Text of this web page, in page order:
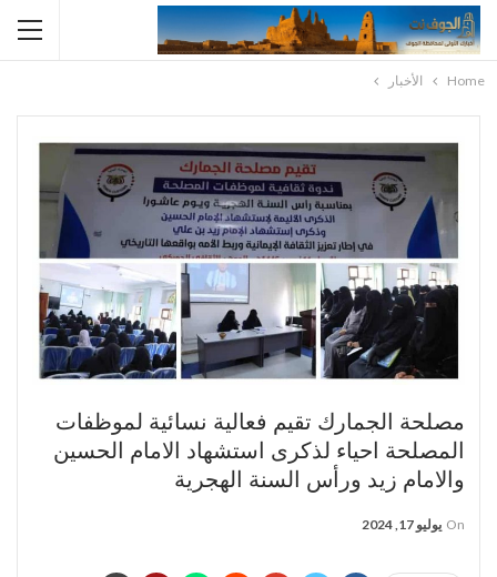
Home الأخبار
مصلحة الجمارك تقيم فعالية نسائية لموظفات
المصلحة احياء لذكرى استشهاد الامام الحسين
والامام زيد ورأس السنة الهجرية
On يوليو 17, 2024